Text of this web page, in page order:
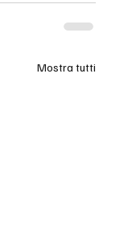
Mostra tutti